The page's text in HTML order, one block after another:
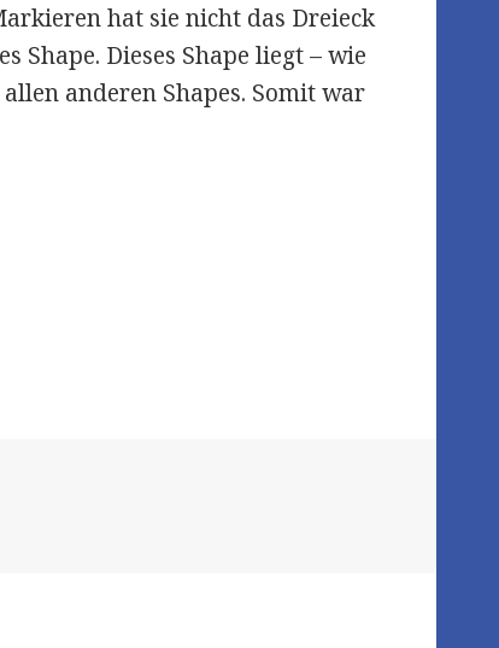
hat sie nicht das Dreieck
Dieses Shape liegt – wie
anderen Shapes. Somit war